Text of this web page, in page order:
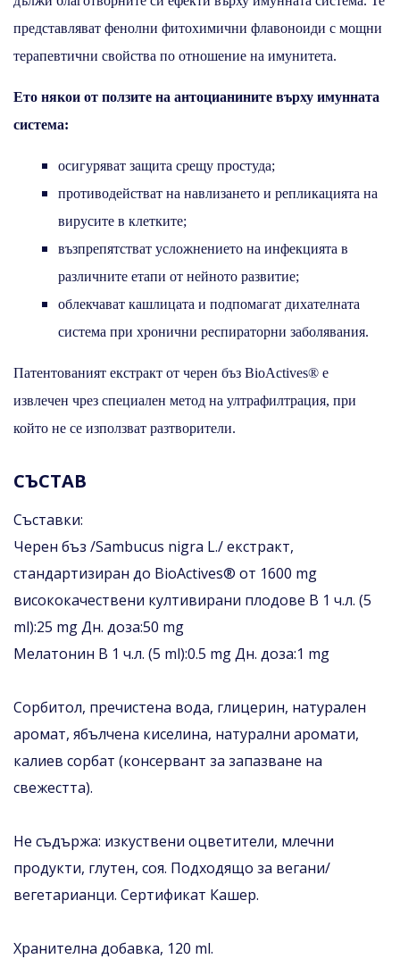
представляват фенолни фитохимични флавоноиди с мощни
терапевтични свойства по отношение на имунитета.
Ето някои от ползите на антоцианините върху имунната
система:
осигуряват защита срещу простуда;
противодействат на навлизането и репликацията на
вирусите в клетките;
възпрепятстват усложнението на инфекцията в
различните етапи от нейното развитие;
облекчават кашлицата и подпомагат дихателната
система при хронични респираторни заболявания.
Патентованият екстракт от черен бъз BioActives® е
извлечен чрез специален метод на ултрафилтрация, при
който не се използват разтворители.
СЪСТАВ
Съставки:
Черен бъз /Sambucus nigra L./ екстракт,
стандартизиран до BioActives® от 1600 mg
висококачествени култивирани плодовe В 1 ч.л. (5
ml):25 mg Дн. доза:50 mg
Мелатонин В 1 ч.л. (5 ml):0.5 mg Дн. доза:1 mg
Сорбитол, пречистена вода, глицерин, натурален
аромат, ябълчена киселина, натурални аромати,
калиев сорбат (консервант за запазване на
свежестта).
Не съдържа: изкуствени оцветители, млечни
продукти, глутен, соя. Подходящо за вегани/
вегетарианци. Сертификат Кашер.
Хранителна добавка, 120 ml.